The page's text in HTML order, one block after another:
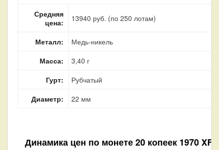
Средняя
цена:
13940 руб. (по 250 лотам)
Металл:
Медь-никель
Масса:
3,40 г
Гурт:
Рубчатый
Диаметр:
22 мм
Динамика цен по монете20 копеек 1970 XF